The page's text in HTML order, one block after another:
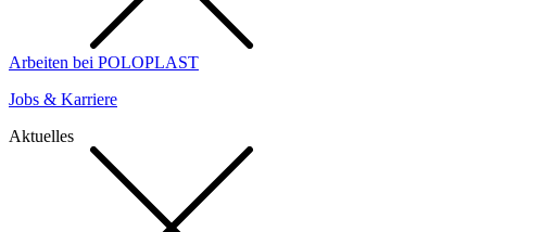
Arbeiten bei POLOPLAST
Jobs & Karriere
Aktuelles